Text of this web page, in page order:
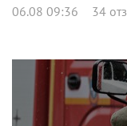
06.08 09:36 34